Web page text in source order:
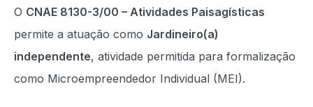
O CNAE 8130-3/00 – Atividades Paisagísticas
permite a atuação como Jardineiro(a)
independente, atividade permitida para formalização
como Microempreendedor Individual (MEI).